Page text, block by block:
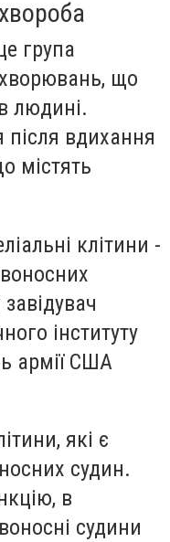
група
що
людині.
вдихання
містять
клітини -
інституту
армії США
які є
судин.
в
судини